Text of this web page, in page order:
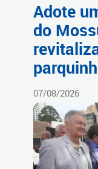
Adote
do
07/08/2026